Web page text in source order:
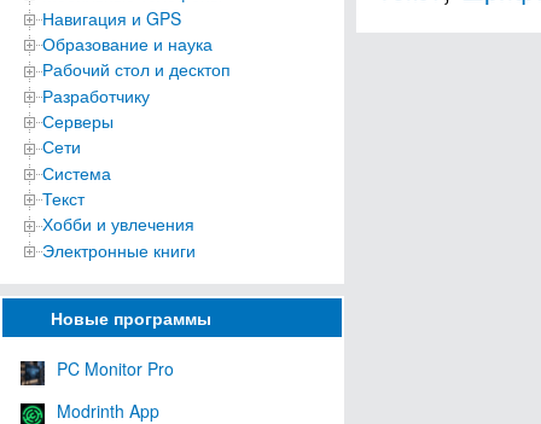
Навигация и GPS
Образование и наука
Рабочий стол и десктоп
Разработчику
Серверы
Сети
Система
Текст
Хобби и увлечения
Электронные книги
Новые программы
PC Monitor Pro
Modrinth App